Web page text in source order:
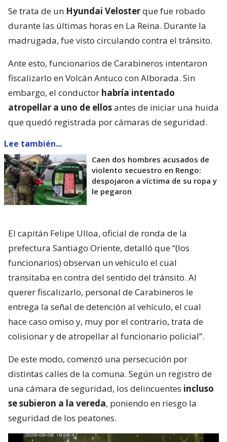
Se trata de un Hyundai Velosterque fue robado
durante las últimas horas en La Reina. Durante la
madrugada, fue visto circulando contra el tránsito.
Ante esto, funcionarios de Carabineros intentaron
fiscalizarlo en Volcán Antuco con Alborada. Sin
embargo, el conductor habría intentado
atropellar a uno de ellosantes de iniciar una huida
que quedó registrada por cámaras de seguridad.
Lee también...
Caen dos hombres acusados de
violento secuestro en Rengo:
despojaron a víctima de su ropa y
le pegaron
El capitán Felipe Ulloa, oficial de ronda de la
prefectura Santiago Oriente, detalló que “(los
funcionarios) observan un vehículo el cual
transitaba en contra del sentido del tránsito. Al
querer fiscalizarlo, personal de Carabineros le
entrega la señal de detención al vehículo, el cual
hace caso omiso y, muy por el contrario, trata de
colisionar y de atropellar al funcionario policial”.
De este modo, comenzó una persecución por
distintas calles de la comuna. Según un registro de
una cámara de seguridad, los delincuentes incluso
se subieron a la vereda, poniendo en riesgo la
seguridad de los peatones.